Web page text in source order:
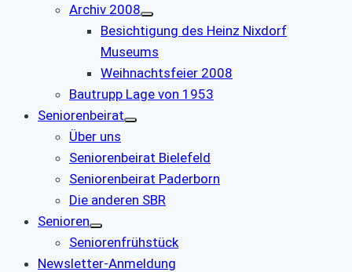
Archiv 2008
Besichtigung des Heinz Nixdorf
Museums
Weihnachtsfeier 2008
Bautrupp Lage von 1953
Seniorenbeirat
Über uns
Seniorenbeirat Bielefeld
Seniorenbeirat Paderborn
Die anderen SBR
Senioren
Seniorenfrühstück
Newsletter-Anmeldung